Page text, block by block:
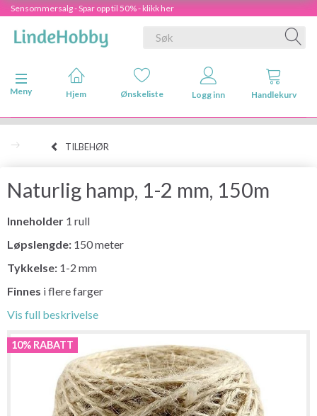
Sensommersalg - Spar opp til 50% - klikk her
Veksle navigasjon
Meny
Hjem Ønskeliste Logg inn Handlekurv
TILBEHØR
Naturlig hamp, 1-2 mm, 150m
Inneholder 1 rull
Løpslengde: 150 meter
Tykkelse: 1-2 mm
Finnes i flere farger
Vis full beskrivelse
10% RABATT